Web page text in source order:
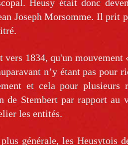
Heusy était donc
Joseph Morsomme. Il prit
vers 1834, qu'un
n’y étant pas pour
et cela pour
de Stembert par rapport au
les entités.
générale, les Heusytois